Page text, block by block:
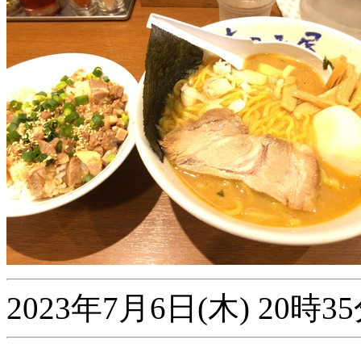
2023年7月6日(木) 20時